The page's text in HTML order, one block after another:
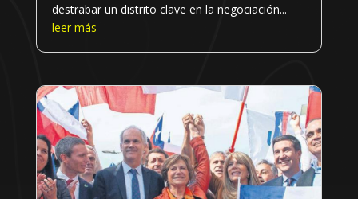
destrabar un distrito clave en la negociación...
leer más